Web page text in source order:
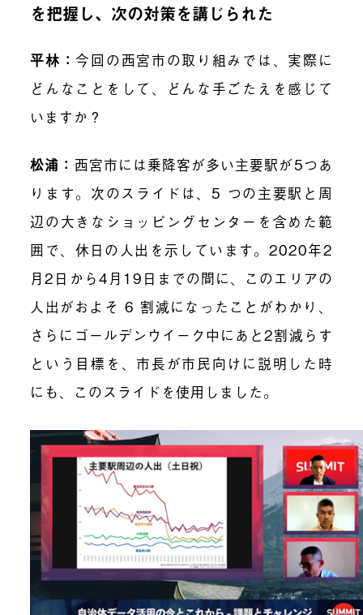
を把握し、次の対策を講じられた
平林：今回の西宮市の取り組みでは、実際に
どんなことをして、どんな手ごたえを感じて
いますか？
松浦： 西宮市には乗降客が多い主要駅が5つあ
ります。次のスライドは、5 つの主要駅と周
辺の大きなショッピングセンターを含めた範
囲で、休日の人出を示しています。2020年2
月2日から4月19日までの間に、このエリアの
人出がおよそ 6 割減になったことがわかり、
さらにゴールデンウイーク中にあと2割減らす
という目標を、市長が市民向けに説明した時
にも、このスライドを使用しました。